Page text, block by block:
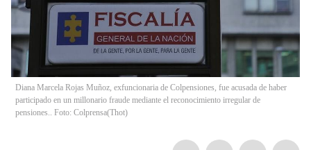
Diana Marcela Rojas Muñoz, exfuncionaria de Colpensiones, fue acusada de haber
participado en un millonario fraude mediante el reconocimiento irregular de
pensiones.. Foto: Colprensa(Thot)